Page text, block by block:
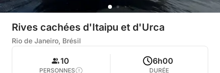
Rives cachées d'Itaipu et d'Urca
Rio de Janeiro, Brésil
10
PERSONNES
6h00
DURÉE